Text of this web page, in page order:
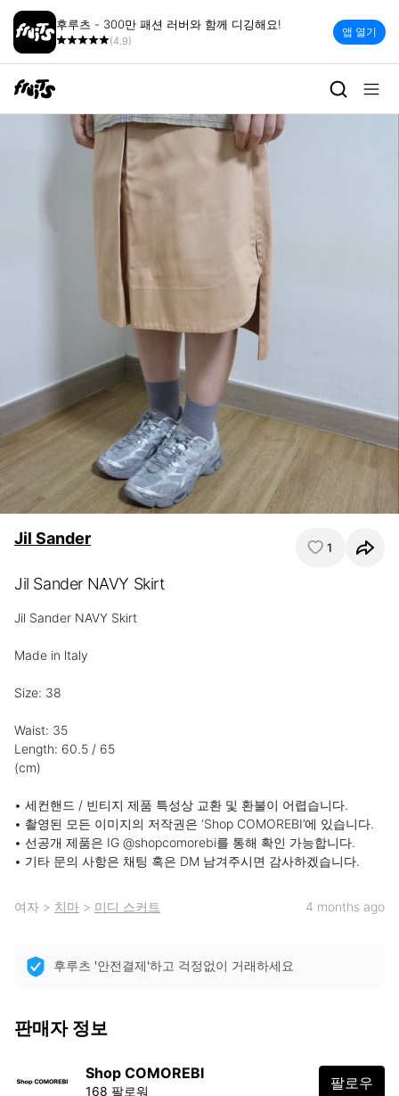
후루츠 - 300만 패션 러버와 함께 디깅해요!
(4.9)
앱 열기
Jil Sander 1
Jil Sander NAVY Skirt
Jil Sander NAVY Skirt
Made in ltaly
Size: 38
Waist: 35
Length: 60.5 / 65
(cm)
• 세컨핸드 / 빈티지 제품 특성상 교환 및 환불이 어렵습니다.
• 촬영된 모든 이미지의 저작권은 ‘Shop COMOREBI’에 있습니다.
• 선공개 제품은 IG @shopcomorebi를 통해 확인 가능합니다.
• 기타 문의 사항은 채팅 혹은 DM 남겨주시면 감사하겠습니다.
여자 > 치마 > 미디 스커트 4 months ago
후루츠 '안전결제'하고 걱정없이 거래하세요
판매자 정보
Shop COMOREBI
168 팔로워 팔로우